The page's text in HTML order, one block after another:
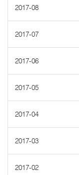
2017-08
2017-07
2017-06
2017-05
2017-04
2017-03
2017-02